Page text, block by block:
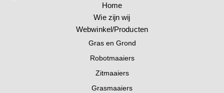
Home
Wie zijn wij
Webwinkel/Producten
Gras en Grond
Robotmaaiers
Zitmaaiers
Grasmaaiers